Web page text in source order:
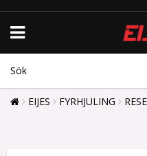
EIJES FYRHJULING